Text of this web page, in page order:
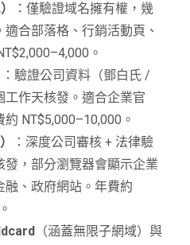
：僅驗證域名擁有權，幾
合部落格、行銷活動頁、
。
：驗證公司資料（鄧白氏 /
作天核發。適合企業官
NT$5,000–10,000。
：深度公司審核 + 法律驗
，部分瀏覽器會顯示企業
融、政府網站。年費約
（涵蓋無限子網域）與